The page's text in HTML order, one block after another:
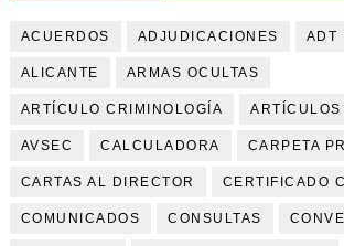
ACUERDOS ADJUDICACIONES ADT
ALICANTE ARMAS OCULTAS
ARTÍCULO CRIMINOLOGÍA
AVSEC CALCULADORA CARPETA
CARTAS AL DIRECTOR CERTIFICADO
COMUNICADOS CONSULTAS